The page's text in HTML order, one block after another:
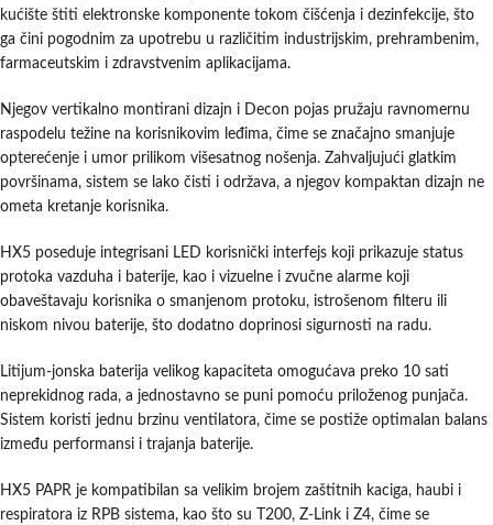
kućište štiti elektronske komponente tokom čišćenja i dezinfekcije, što
ga čini pogodnim za upotrebu u različitim industrijskim, prehrambenim,
farmaceutskim i zdravstvenim aplikacijama.
Njegov vertikalno montirani dizajn i Decon pojas pružaju ravnomernu
raspodelu težine na korisnikovim leđima, čime se značajno smanjuje
opterećenje i umor prilikom višesatnog nošenja. Zahvaljujući glatkim
površinama, sistem se lako čisti i održava, a njegov kompaktan dizajn ne
ometa kretanje korisnika.
HX5 poseduje integrisani LED korisnički interfejs koji prikazuje status
protoka vazduha i baterije, kao i vizuelne i zvučne alarme koji
obaveštavaju korisnika o smanjenom protoku, istrošenom filteru ili
niskom nivou baterije, što dodatno doprinosi sigurnosti na radu.
Litijum-jonska baterija velikog kapaciteta omogućava preko 10 sati
neprekidnog rada, a jednostavno se puni pomoću priloženog punjača.
Sistem koristi jednu brzinu ventilatora, čime se postiže optimalan balans
između performansi i trajanja baterije.
HX5 PAPR je kompatibilan sa velikim brojem zaštitnih kaciga, haubi i
respiratora iz RPB sistema, kao što su T200, Z-Link i Z4, čime se